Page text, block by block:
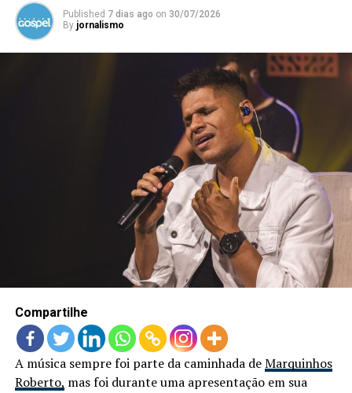
Published 7 dias ago on 30/07/2026
By jornalismo
Compartilhe
A música sempre foi parte da caminhada deMarquinhos
Roberto, mas foi durante uma apresentação em sua